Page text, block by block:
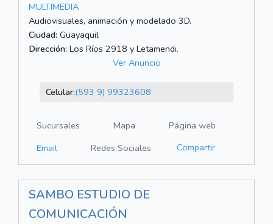
MULTIMEDIA
Audiovisuales, animación y modelado 3D.
Ciudad: Guayaquil
Dirección: Los Ríos 2918 y Letamendi.
Ver Anuncio
Celular:(593 9) 99323608
Sucursales Mapa
Página web
Email
Redes Sociales Compartir
SAMBO ESTUDIO DE
COMUNICACIÓN